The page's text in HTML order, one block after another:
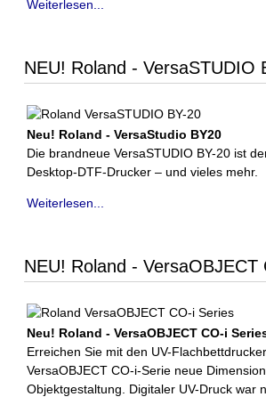
Weiterlesen...
NEU! Roland - VersaSTUDIO
Neu! Roland - VersaStudio BY20
Die brandneue VersaSTUDIO BY-20 ist
Desktop-DTF-Drucker – und vieles mehr.
Weiterlesen...
NEU! Roland - VersaOBJECT
Neu! Roland - VersaOBJECT CO-i
Erreichen Sie mit den UV-
VersaOBJECT CO-i-Serie neue
Objektgestaltung. Digitaler UV-Druck war